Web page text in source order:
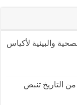
والبيئية لأكياس
التاريخ تنبض